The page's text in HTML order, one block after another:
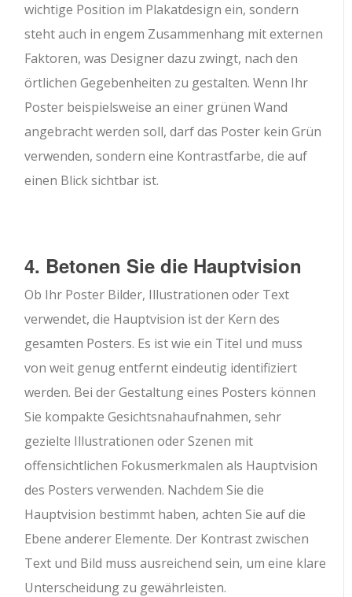
wichtige Position im Plakatdesign ein, sondern
steht auch in engem Zusammenhang mit externen
Faktoren, was Designer dazu zwingt, nach den
örtlichen Gegebenheiten zu gestalten. Wenn Ihr
Poster beispielsweise an einer grünen Wand
angebracht werden soll, darf das Poster kein Grün
verwenden, sondern eine Kontrastfarbe, die auf
einen Blick sichtbar ist.
4. Betonen Sie die Hauptvision
Ob Ihr Poster Bilder, Illustrationen oder Text
verwendet, die Hauptvision ist der Kern des
gesamten Posters. Es ist wie ein Titel und muss
von weit genug entfernt eindeutig identifiziert
werden. Bei der Gestaltung eines Posters können
Sie kompakte Gesichtsnahaufnahmen, sehr
gezielte Illustrationen oder Szenen mit
offensichtlichen Fokusmerkmalen als Hauptvision
des Posters verwenden. Nachdem Sie die
Hauptvision bestimmt haben, achten Sie auf die
Ebene anderer Elemente. Der Kontrast zwischen
Text und Bild muss ausreichend sein, um eine klare
Unterscheidung zu gewährleisten.